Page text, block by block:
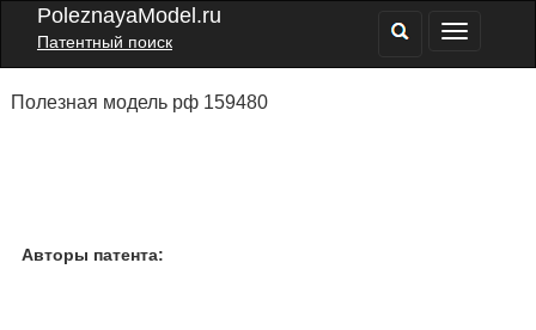
PoleznayaModel.ru
Патентный поиск
Полезная модель рф 159480
Авторы патента: